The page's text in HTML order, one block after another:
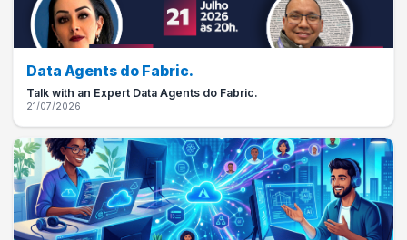
Data Agents do Fabric.
Talk with an Expert Data Agents do Fabric.
21/07/2026